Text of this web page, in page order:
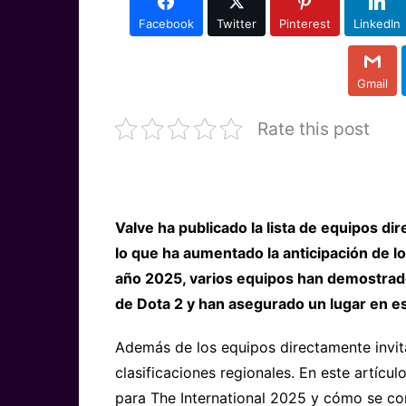
Facebook Twitter Pinterest LinkedIn
Gmail
Rate this post
Valve ha publicado la lista de equipos
lo que ha aumentado la anticipación de
año 2025, varios equipos han
de Dota 2 y han asegurado un lugar en
Además de los equipos directamente
clasificaciones regionales. En este
para The International 2025 y cómo se